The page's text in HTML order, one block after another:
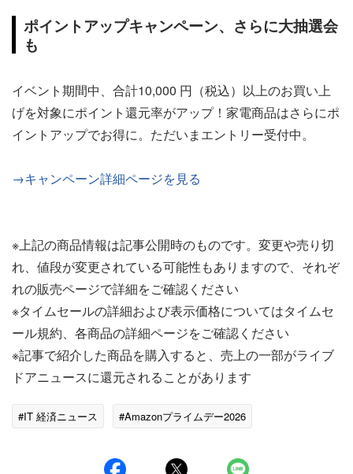
ポイントアップキャンペーン、さらに大抽選会
も
イベント期間中、合計10,000 円（税込）以上のお買い上
げを対象にポイント還元率がアップ！家電商品はさらにポ
イントアップでお得に。ただいまエントリー受付中。
→キャンペーン詳細ページを見る
※上記の商品情報は記事公開時のものです。変更や売り切
れ、値段が変更されている可能性もありますので、それぞ
れの販売ページで詳細をご確認ください
※タイムセールの詳細および表示価格についてはタイムセ
ール規約、各商品の詳細ページをご確認ください
※記事で紹介した商品を購入すると、売上の一部がライブ
ドアニュースに還元されることがあります
#IT 経済ニュース #Amazonプライムデー2026